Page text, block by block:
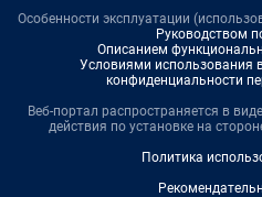
Особенности эксплуатации
Руководством
Описанием
Условиями использования
конфиденциальности
Веб-портал распространяется в
действия по установке на
Политика